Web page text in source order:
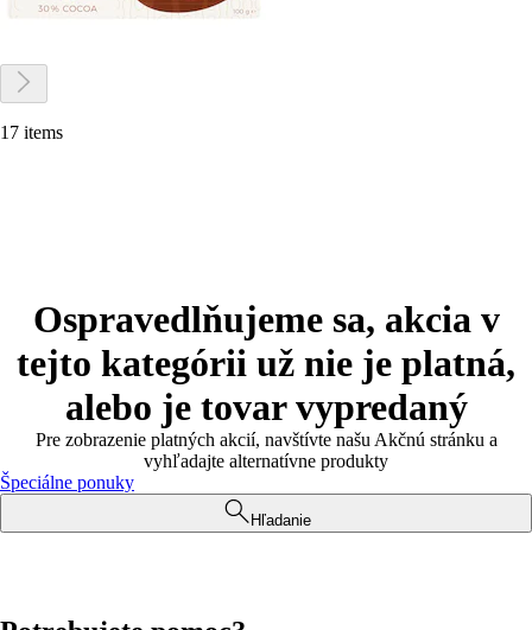
17 items
Ospravedlňujeme sa, akcia v
tejto kategórii už nie je platná,
alebo je tovar vypredaný
Pre zobrazenie platných akcií, navštívte našu Akčnú stránku a
vyhľadajte alternatívne produkty
Špeciálne ponuky
Hľadanie